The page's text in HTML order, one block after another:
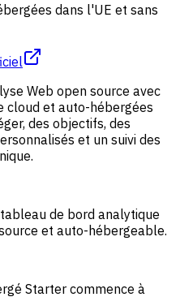
dans l'UE et sans
Web open source avec
cloud et auto-hébergées
des objectifs, des
et un suivi des
de bord analytique
et auto-hébergeable.
Starter commence à